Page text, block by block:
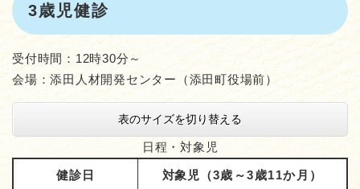
3歳児健診
受付時間：12時30分～
会場：添田人材開発センター（添田町役場前）
表のサイズを切り替える
日程・対象児
健診日 対象児（3歳～3歳11か月）